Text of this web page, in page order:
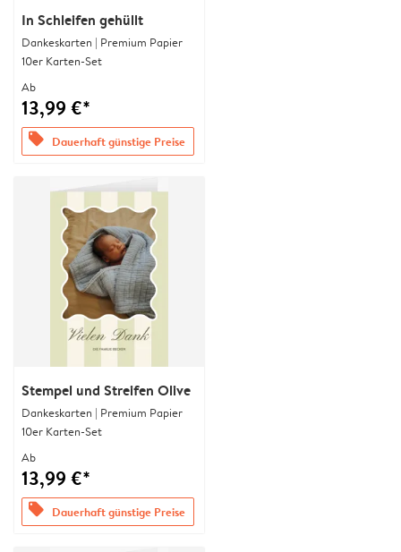
In Schleifen gehüllt
Dankeskarten | Premium Papier
10er Karten-Set
Ab
13,99 €*
offers Dauerhaft günstige Preise
Stempel und Streifen Olive
Dankeskarten | Premium Papier
10er Karten-Set
Ab
13,99 €*
offers Dauerhaft günstige Preise